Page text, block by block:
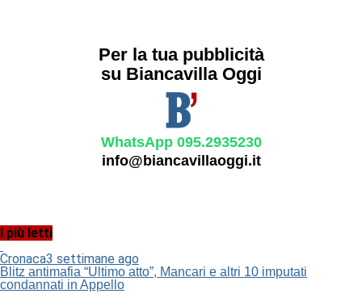
Per la tua pubblicità
su Biancavilla Oggi
WhatsApp 095.2935230
info@biancavillaoggi.it
I più letti
Cronaca3 settimane ago
Blitz antimafia “Ultimo atto”, Mancari e altri 10 imputati
condannati in Appello